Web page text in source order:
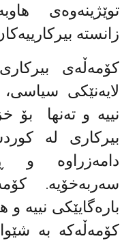
توێژینەوەی
زانستە
کۆمەڵەی
لایەنێکی سیاسی،
نییە و تەنها
دامەزراوە و
سەربەخۆیە.
بارەگایێکی نییە و
کۆمەڵەکە بە